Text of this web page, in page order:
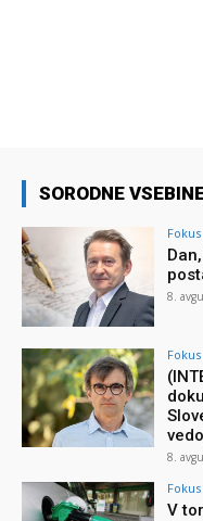
SORODNE
Fokus
8.
Fokus
8.
Fokus
V